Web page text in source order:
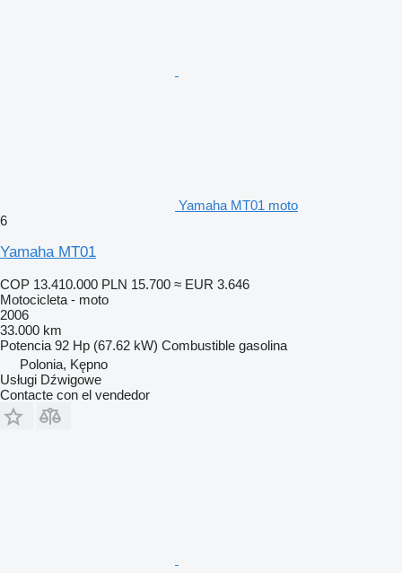
Yamaha MT01 moto
6
Yamaha MT01
COP 13.410.000 PLN 15.700 ≈ EUR 3.646
Motocicleta - moto
2006
33.000 km
Potencia 92 Hp (67.62 kW) Combustible gasolina
Polonia, Kępno
Usługi Dźwigowe
Contacte con el vendedor